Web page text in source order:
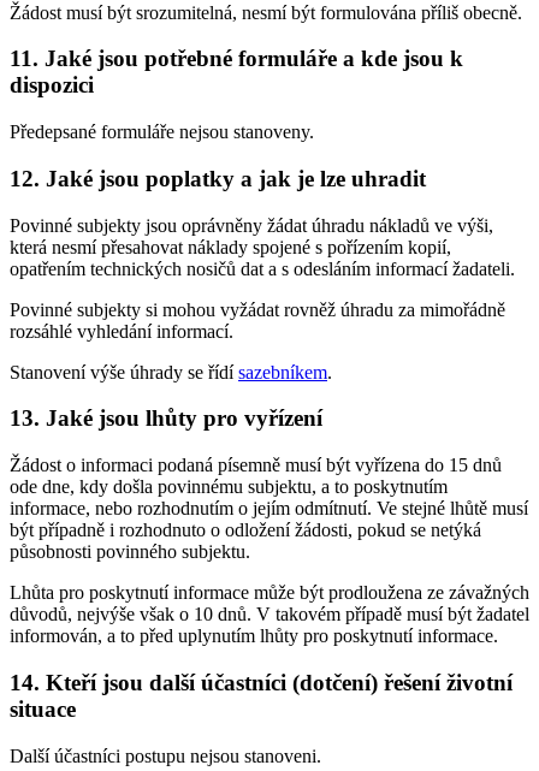
Žádost musí být srozumitelná, nesmí být formulována příliš obecně.
11. Jaké jsou potřebné formuláře a kde jsou k
dispozici
Předepsané formuláře nejsou stanoveny.
12. Jaké jsou poplatky a jak je lze uhradit
Povinné subjekty jsou oprávněny žádat úhradu nákladů ve výši,
která nesmí přesahovat náklady spojené s pořízením kopií,
opatřením technických nosičů dat a s odesláním informací žadateli.
Povinné subjekty si mohou vyžádat rovněž úhradu za mimořádně
rozsáhlé vyhledání informací.
Stanovení výše úhrady se řídísazebníkem.
13. Jaké jsou lhůty pro vyřízení
Žádost o informaci podaná písemně musí být vyřízena do 15 dnů
ode dne, kdy došla povinnému subjektu, a to poskytnutím
informace, nebo rozhodnutím o jejím odmítnutí. Ve stejné lhůtě musí
být případně i rozhodnuto o odložení žádosti, pokud se netýká
působnosti povinného subjektu.
Lhůta pro poskytnutí informace může být prodloužena ze závažných
důvodů, nejvýše však o 10 dnů. V takovém případě musí být žadatel
informován, a to před uplynutím lhůty pro poskytnutí informace.
14. Kteří jsou další účastníci (dotčení) řešení životní
situace
Další účastníci postupu nejsou stanoveni.